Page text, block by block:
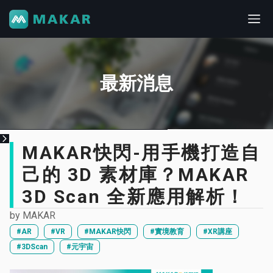
最新消息
MAKAR快閃-用手機打造自
己的 3D 素材庫？MAKAR
3D Scan 全新應用解析！
by MAKAR
#AR #VR #MAKAR快閃 #實境教育
#XR講座
#3DScan
#元宇宙